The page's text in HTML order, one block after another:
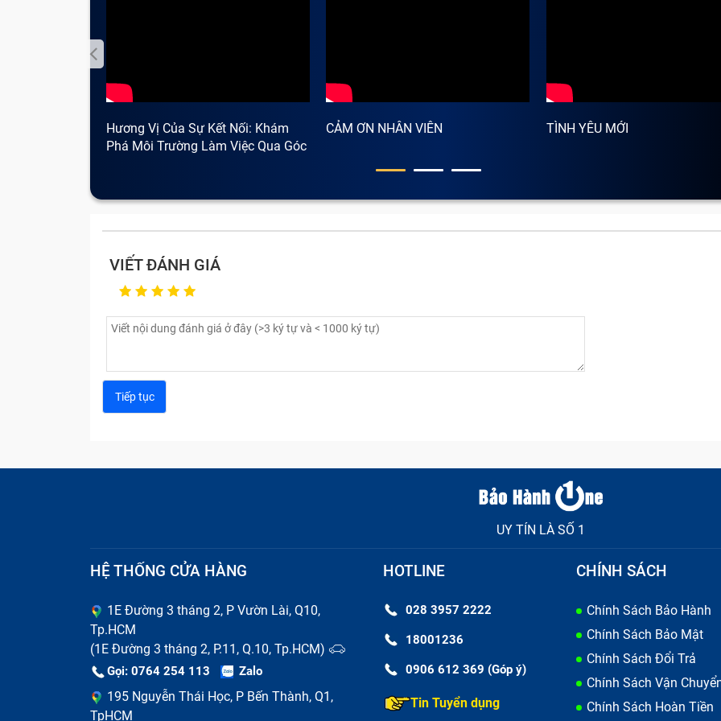
Một chiếc smartphone chứa rất nhiều linh kiện, bộ phận. Nếu một trong chúng bị lỗi, hỏng thì bạn
không ít phiền toái, rắc rối khi sử dụng; nghiêm trọng hơn có thể phải thay máy mới nếu không sửa
thời. Vậy các lỗi, hỏng linh kiện cần mang sửa điện thoại nhanh chóng là gì?
Sửa chữa điện thoại nhanh chóng bao gồm những gì?
Thay pin điện thoại nhanh chóng
Pin điện thoại là linh kiện có tuổi thọ ngắn nhất so với các bộ phận của máy. Khi pin của bạn có
phồng rộp, chai lỳ, thời gian sử dụng ngắn thì báo hiệu đã tới lúc thay pin cho chiếc điện thoại nhanh
của bạn. Nếu kéo dài tình trạng hỏng pin, có thể gây cháy nổ khi sạc máy cũng như sử dụng.
Hương Vị Của Sự Kết Nối: Khám
Phá Môi Trường Làm Việc Qua Góc
CẢM ƠN NHÂN VIÊN TÌNH YÊU MỚI
VIẾT ĐÁNH GIÁ
UY TÍN LÀ SỐ 1
HỆ THỐNG CỬA HÀNG
1E Đường 3 tháng 2, P Vườn Lài, Q10,
Tp.HCM
(1E Đường 3 tháng 2, P.11, Q.10, Tp.HCM)
Gọi: 0764 254 113 Zalo
195 Nguyễn Thái Học, P Bến Thành, Q1,
TpHCM
HOTLINE
028 3957 2222
18001236
0906 612 369 (Góp ý)
Tin Tuyển dụng
CHÍNH SÁCH
Chính Sách Bảo Hành
Chính Sách Bảo Mật
Chính Sách Đổi Trả
Chính Sách Vận
Chính Sách Hoàn Tiền